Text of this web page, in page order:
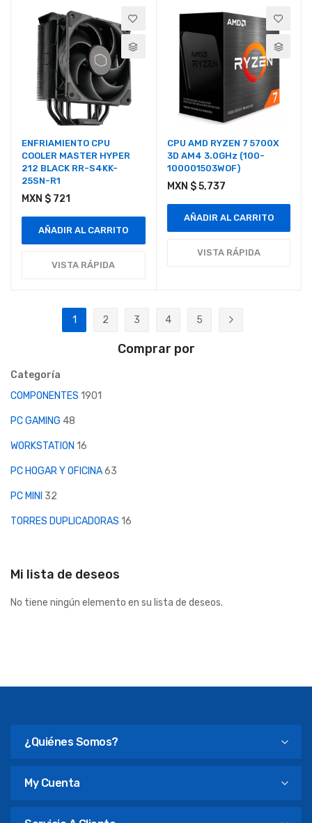
ENFRIAMIENTO CPU
COOLER MASTER HYPER
212 BLACK RR-S4KK-
25SN-R1
MXN $ 721
AÑADIR AL CARRITO
VISTA RÁPIDA
CPU AMD RYZEN 7 5700X
3D AM4 3.0GHz (100-
100001503WOF)
MXN $ 5,737
AÑADIR AL CARRITO
VISTA RÁPIDA
Página
Actualmente estás leyendo página
1
2
3
4
5
Comprar por
Categoría
COMPONENTES 1901
PC GAMING 48
WORKSTATION 16
PC HOGAR Y OFICINA63
PC MINI 32
TORRES DUPLICADORAS 16
Mi lista de deseos
No tiene ningún elemento en su lista de deseos.
¿Quiénes Somos?
My Cuenta